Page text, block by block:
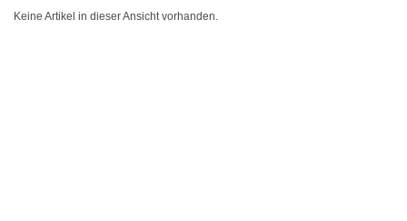
Keine Artikel in dieser Ansicht vorhanden.